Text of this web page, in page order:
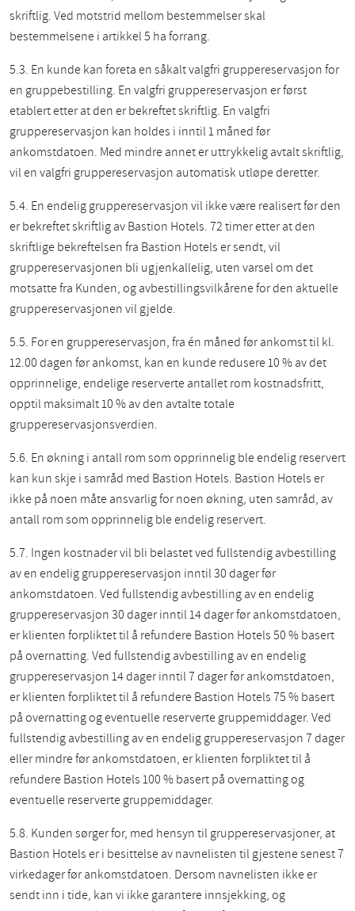
skriftlig. Ved motstrid mellom bestemmelser skal
bestemmelsene i artikkel 5 ha forrang.
5.3. En kunde kan foreta en såkalt valgfri gruppereservasjon for
en gruppebestilling. En valgfri gruppereservasjon er først
etablert etter at den er bekreftet skriftlig. En valgfri
gruppereservasjon kan holdes i inntil 1 måned før
ankomstdatoen. Med mindre annet er uttrykkelig avtalt skriftlig,
vil en valgfri gruppereservasjon automatisk utløpe deretter.
5.4. En endelig gruppereservasjon vil ikke være realisert før den
er bekreftet skriftlig av Bastion Hotels. 72 timer etter at den
skriftlige bekreftelsen fra Bastion Hotels er sendt, vil
gruppereservasjonen bli ugjenkallelig, uten varsel om det
motsatte fra Kunden, og avbestillingsvilkårene for den aktuelle
gruppereservasjonen vil gjelde.
5.5. For en gruppereservasjon, fra én måned før ankomst til kl.
12.00 dagen før ankomst, kan en kunde redusere 10 % av det
opprinnelige, endelige reserverte antallet rom kostnadsfritt,
opptil maksimalt 10 % av den avtalte totale
gruppereservasjonsverdien.
5.6. En økning i antall rom som opprinnelig ble endelig reservert
kan kun skje i samråd med Bastion Hotels. Bastion Hotels er
ikke på noen måte ansvarlig for noen økning, uten samråd, av
antall rom som opprinnelig ble endelig reservert.
5.7. Ingen kostnader vil bli belastet ved fullstendig avbestilling
av en endelig gruppereservasjon inntil 30 dager før
ankomstdatoen. Ved fullstendig avbestilling av en endelig
gruppereservasjon 30 dager inntil 14 dager før ankomstdatoen,
er klienten forpliktet til å refundere Bastion Hotels 50 % basert
på overnatting. Ved fullstendig avbestilling av en endelig
gruppereservasjon 14 dager inntil 7 dager før ankomstdatoen,
er klienten forpliktet til å refundere Bastion Hotels 75 % basert
på overnatting og eventuelle reserverte gruppemiddager. Ved
fullstendig avbestilling av en endelig gruppereservasjon 7 dager
eller mindre før ankomstdatoen, er klienten forpliktet til å
refundere Bastion Hotels 100 % basert på overnatting og
eventuelle reserverte gruppemiddager.
5.8. Kunden sørger for, med hensyn til gruppereservasjoner, at
Bastion Hotels er i besittelse av navnelisten til gjestene senest 7
virkedager før ankomstdatoen. Dersom navnelisten ikke er
sendt inn i tide, kan vi ikke garantere innsjekking, og